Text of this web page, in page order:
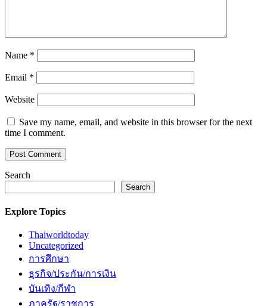
Name *
Email *
Website
Save my name, email, and website in this browser for the next
time I comment.
Search
Search
Explore Topics
Thaiworldtoday
Uncategorized
การศึกษา
ธุรกิจ/ประกัน/การเงิน
บันเทิง/กีฬา
ภาครัฐ/ราชการ